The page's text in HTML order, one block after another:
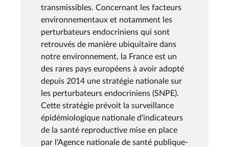
transmissibles. Concernant les facteurs
environnementaux et notamment les
perturbateurs endocriniens qui sont
retrouvés de manière ubiquitaire dans
notre environnement, la France est un
des rares pays européens à avoir adopté
depuis 2014 une stratégie nationale sur
les perturbateurs endocriniens (SNPE).
Cette stratégie prévoit la surveillance
épidémiologique nationale d'indicateurs
de la santé reproductive mise en place
par l'Agence nationale de santé publique-